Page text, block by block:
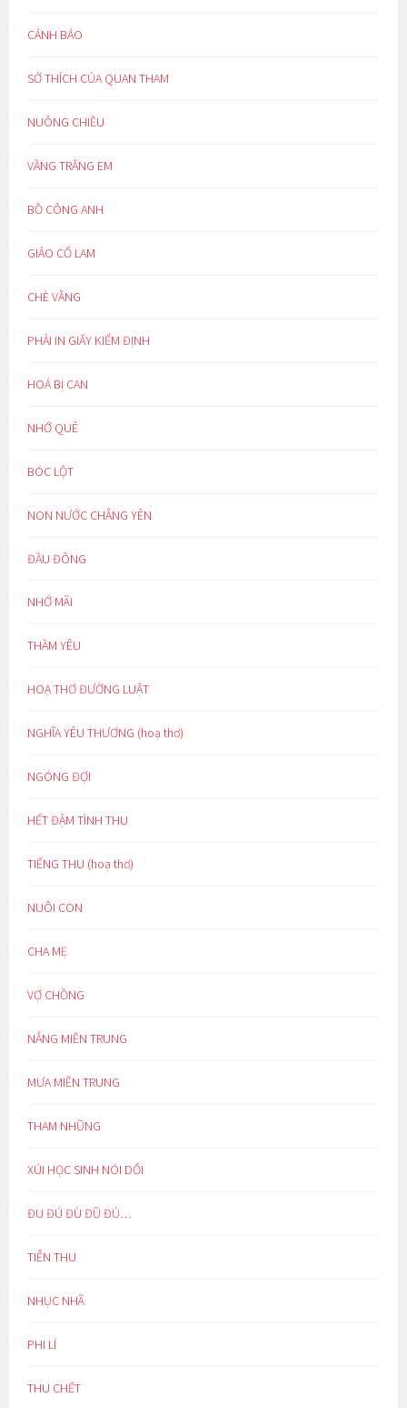
CẢNH BÁO
SỞ THÍCH CỦA QUAN THAM
NUÔNG CHIỀU
VẦNG TRĂNG EM
BỒ CÔNG ANH
GIẢO CỔ LAM
CHÈ VẰNG
PHẢI IN GIẤY KIỂM ĐỊNH
HOÁ BỊ CAN
NHỚ QUÊ
BÓC LỘT
NON NƯỚC CHẲNG YÊN
ĐẦU ĐÔNG
NHỚ MÃI
THẦM YÊU
HOẠ THƠ ĐƯỜNG LUẬT
NGHĨA YÊU THƯƠNG (hoạ thơ)
NGÓNG ĐỢI
HẾT ĐẬM TÌNH THU
TIẾNG THU (hoạ thơ)
NUÔI CON
CHA MẸ
VỢ CHỒNG
NẮNG MIỀN TRUNG
MƯA MIỀN TRUNG
THAM NHŨNG
XÚI HỌC SINH NÓI DỐI
ĐU ĐÚ ĐÙ ĐŨ ĐỦ…
TIỄN THU
NHỤC NHÃ
PHI LÍ
THU CHẾT